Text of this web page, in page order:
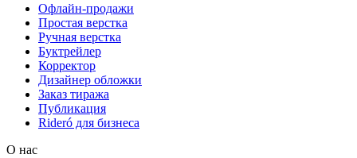
Офлайн-продажи
Простая верстка
Ручная верстка
Буктрейлер
Корректор
Дизайнер обложки
Заказ тиража
Публикация
Rideró для бизнеса
О нас